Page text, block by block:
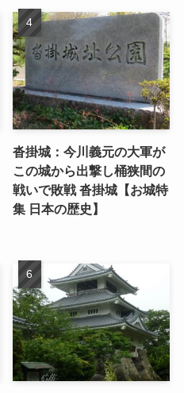
沓掛城：今川義元の大軍が
この城から出撃し桶狭間の
戦いで敗戦 沓掛城【お城特
集 日本の歴史】